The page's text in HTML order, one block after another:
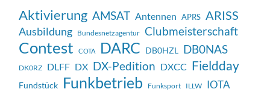
Aktivierung AMSAT Antennen APRS ARISS
Ausbildung Bundesnetzagentur Clubmeisterschaft
Contest COTA DARC DB0HZL DB0NAS
DK0RZ DLFF DX DX-Pedition DXCC Fieldday
Fundstück Funkbetrieb Funksport ILLW IOTA